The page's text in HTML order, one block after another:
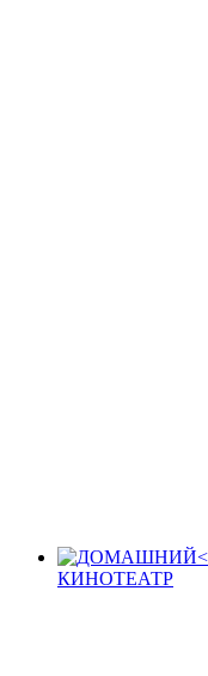
КИНОТЕАТР